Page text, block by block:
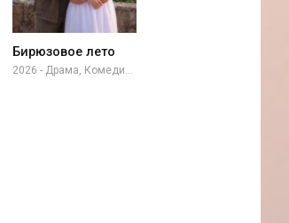
Бирюзовое лето
2026 - Драма, Комедия, Приключение